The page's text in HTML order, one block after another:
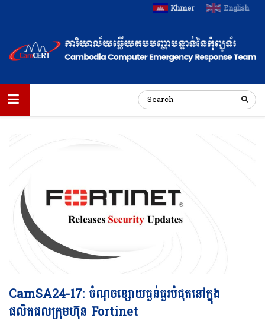
Khmer English
CamSA24-17: ចំណុចខ្សោយធ្ងន់ធ្ងរបំផុតនៅក្នុង
ផលិតផលក្រុមហ៊ុន Fortinet